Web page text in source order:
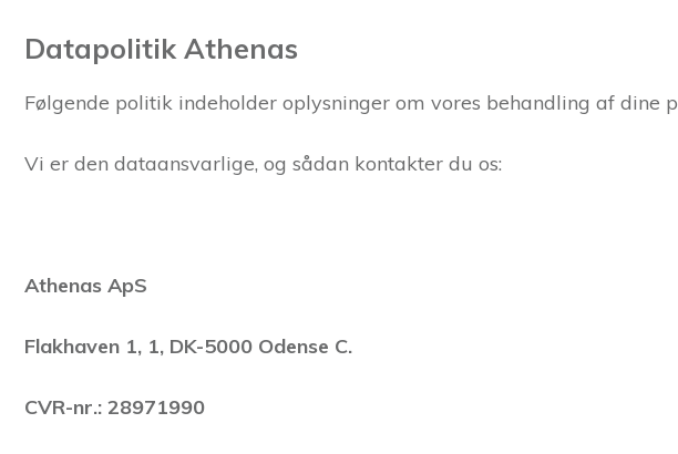
Datapolitik Athenas
Følgende politik indeholder oplysninger om vores behandling af dine
Vi er den dataansvarlige, og sådan kontakter du os:
Athenas ApS
Flakhaven 1, 1, DK-5000 Odense C.
CVR-nr.: 28971990